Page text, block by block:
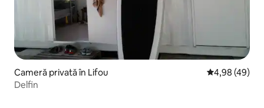
Cameră privată în Lifou Scor mediu
4,98 (49)
Delfin